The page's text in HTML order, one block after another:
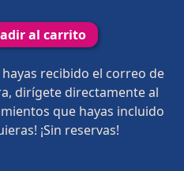
al carrito
recibido el correo de
dirígete directamente al
que hayas incluido
¡Sin reservas!